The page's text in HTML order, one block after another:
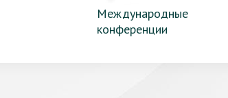
Международные
конференции